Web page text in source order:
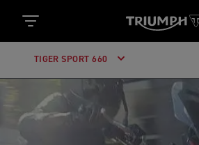
TIGER SPORT 660